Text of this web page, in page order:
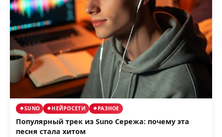
SUNO НЕЙРОСЕТИ РАЗНОЕ
Популярный трек из Suno Сережа: почему эта
песня стала хитом